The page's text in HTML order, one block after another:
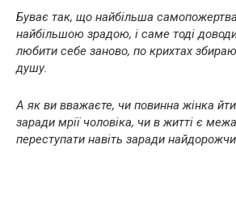
Буває так, що найбільша
найбільшою зрадою, і саме тоді
любити себе заново, по крихтах
душу.
А як ви вважаєте, чи повинна жінка
заради мрії чоловіка, чи в житті є
переступати навіть заради